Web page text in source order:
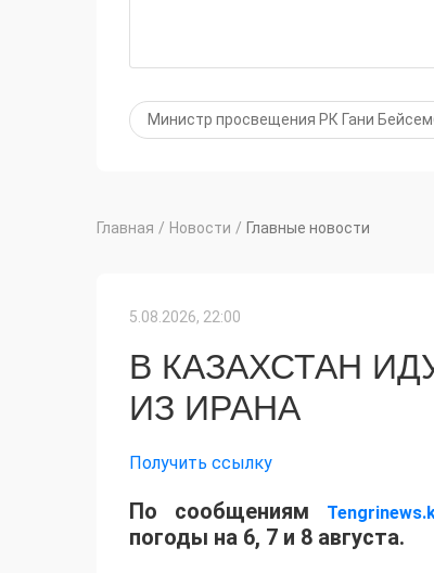
Министр просвещения РК Гани
Главная / Новости / Главные новости
5.08.2026, 22:00
В КАЗАХСТАН
ИЗ ИРАНА
Получить ссылку
По сообщениям
погоды на 6, 7 и 8 августа.